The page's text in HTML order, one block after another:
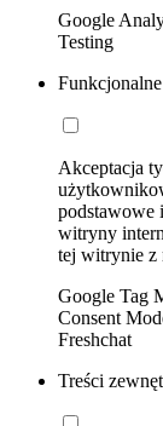
Google
Testing
Funkcjonalne
Akceptacja
podstawowe
witryny
tej witrynie z
Google Tag
Consent
Freshchat
Treści